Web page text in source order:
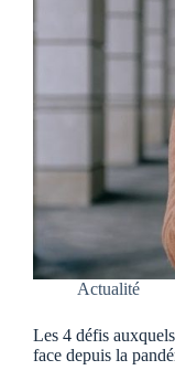
Actualité
Les 4 défis
face depuis la